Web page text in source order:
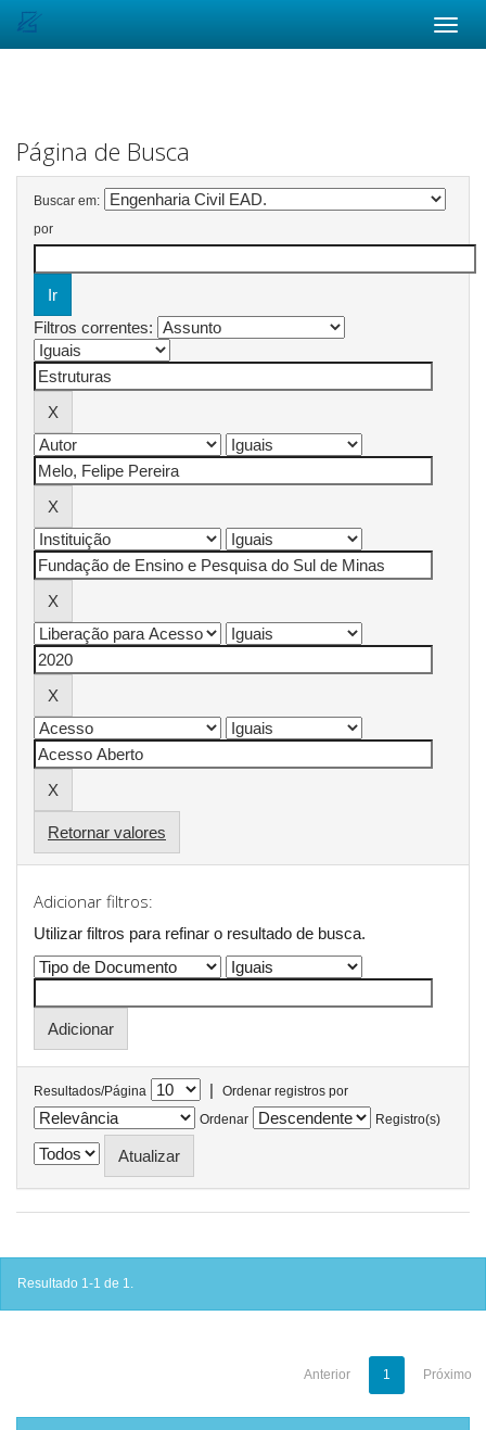
Página de Busca
Buscar em:
por
Filtros correntes:
Retornar valores
Adicionar filtros:
Utilizar filtros para refinar o resultado de busca.
Resultados/Página |
Ordenar registros por
Ordenar
Registro(s)
Resultado 1-1 de 1.
Anterior 1 Próximo